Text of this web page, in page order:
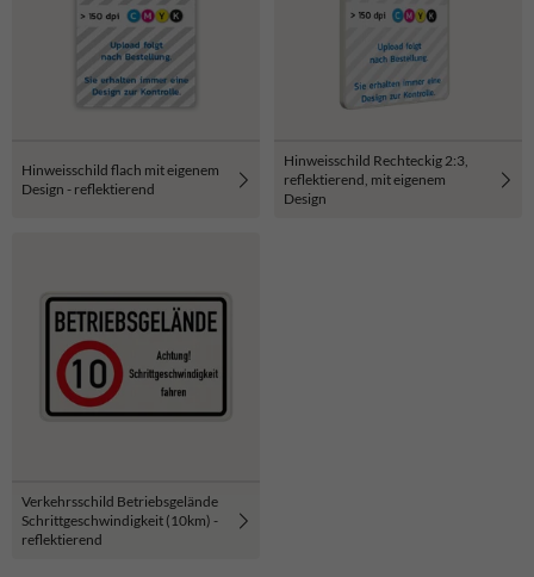
Hinweisschild flach mit eigenem
Design - reflektierend
Hinweisschild Rechteckig 2:3,
reflektierend, mit eigenem
Design
Verkehrsschild Betriebsgelände
Schrittgeschwindigkeit (10km) -
reflektierend